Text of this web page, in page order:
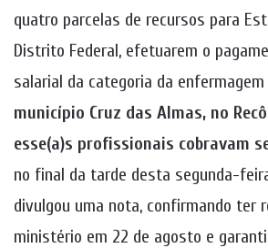
quatro parcelas de recursos para
Distrito Federal, efetuarem o
salarial da categoria da enfermagem
município Cruz das Almas, no
esse(a)s profissionais cobravam
no final da tarde desta segunda-
divulgou uma nota, confirmando ter
ministério em 22 de agosto e